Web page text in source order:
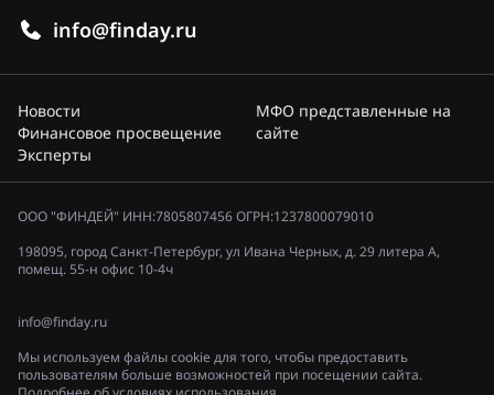
info@finday.ru
Новости
Финансовое просвещение
Эксперты
МФО представленные на
сайте
ООО "ФИНДЕЙ" ИНН:7805807456 ОГРН:1237800079010
198095, город Санкт-Петербург, ул Ивана Черных, д. 29 литера А,
помещ. 55-н офис 10-4ч
info@finday.ru
Мы используем файлы cookie для того, чтобы предоставить
пользователям больше возможностей при посещении сайта.